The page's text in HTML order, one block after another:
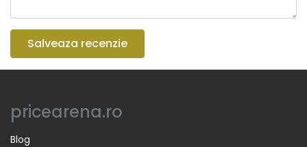
Salveaza recenzie
pricearena.ro
Blog